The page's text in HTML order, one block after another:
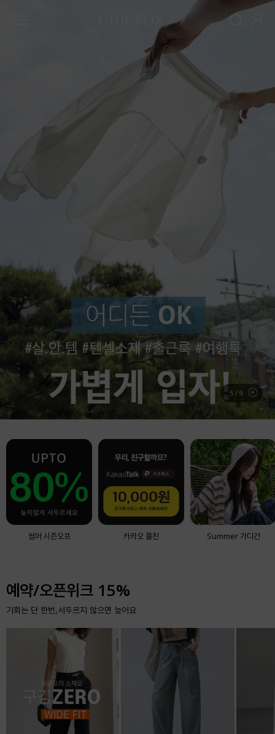
BEST ITEM
실시간 베스트 아이템
6 / 9
썸머 시즌오프 카카오 플친 Summer 가디건
예약/오픈위크 15%
기회는 단 한번,서두르지 않으면 늦어요